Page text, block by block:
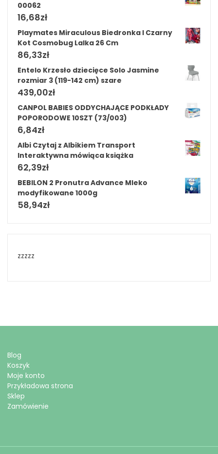
00062
16,68zł
Playmates Miraculous Biedronka I Czarny
Kot Cosmobug Lalka 26 Cm
86,33zł
Entelo Krzesło dziecięce Solo Jasmine
rozmiar 3 (119-142 cm) szare
439,00zł
CANPOL BABIES ODDYCHAJĄCE PODKŁADY
POPORODOWE 10SZT (73/003)
6,84zł
Albi Czytaj z Albikiem Transport
Interaktywna mówiąca książka
62,39zł
BEBILON 2 Pronutra Advance Mleko
modyfikowane 1000g
58,94zł
zzzzz
Blog
Koszyk
Moje konto
Przykładowa strona
Sklep
Zamówienie